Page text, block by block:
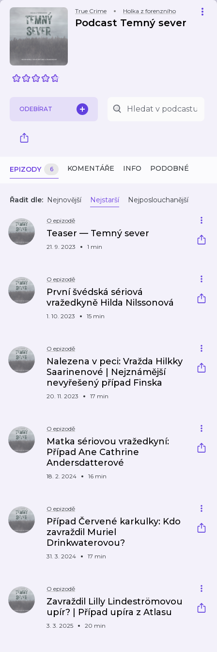
True Crime Holka z forenzního
Podcast Temný sever
ODEBÍRAT
EPIZODY 6 KOMENTÁŘE INFO PODOBNÉ
Řadit dle: Nejnovější Nejstarší Nejposlouchanější
O epizodě
Teaser — Temný sever
21. 9. 2023 1 min
O epizodě
První švédská sériová
vražedkyně Hilda Nilssonová
1. 10. 2023 15 min
O epizodě
Nalezena v peci: Vražda Hilkky
Saarinenové | Nejznámější
nevyřešený případ Finska
20. 11. 2023 17 min
O epizodě
Matka sériovou vražedkyní:
Případ Ane Cathrine
Andersdatterové
18. 2. 2024 16 min
O epizodě
Případ Červené karkulky: Kdo
zavraždil Muriel
Drinkwaterovou?
31. 3. 2024 17 min
O epizodě
Zavraždil Lilly Lindeströmovou
upír? | Případ upíra z Atlasu
3. 3. 2025 20 min